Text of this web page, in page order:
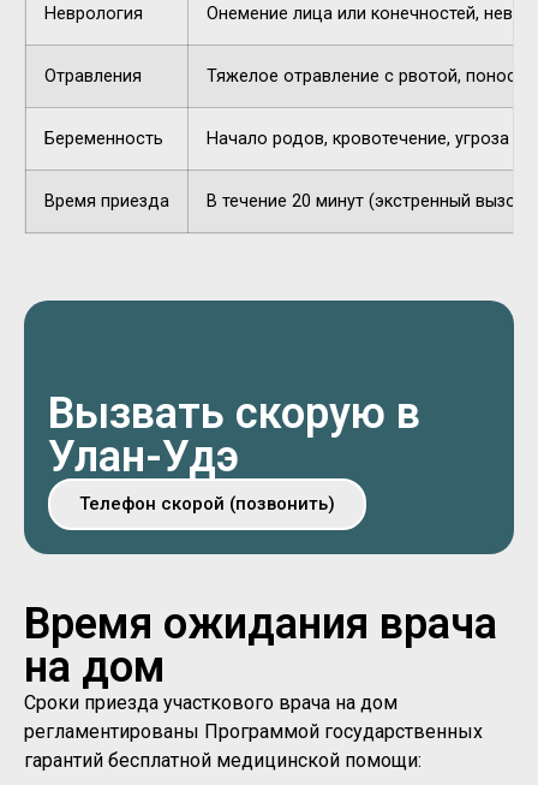
Неврология Онемение лица или конечностей,
Отравления Тяжелое отравление с рвотой,
Беременность Начало родов, кровотечение, угроза
Время приезда В течение 20 минут (экстренный вызов).
Вызвать скорую в
Улан-Удэ
Телефон скорой (позвонить)
Время ожидания врача
на дом
Сроки приезда участкового врача на дом
регламентированы Программой государственных
гарантий бесплатной медицинской помощи: